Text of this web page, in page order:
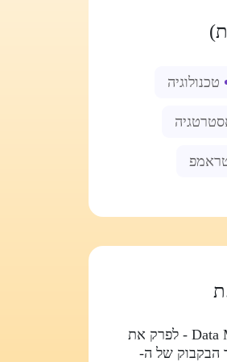
טכנולוגיה
Data Mesh - לפרק את
הבקבוק של ה-